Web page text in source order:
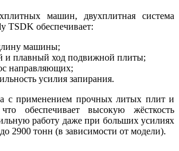
машин, двухплитная система
TSDK обеспечивает:
машины;
и плавный ход подвижной плиты;
направляющих;
усилия запирания.
с применением прочных литых плит и
обеспечивает высокую жёсткость
работу даже при больших усилиях
2900 тонн (в зависимости от модели).